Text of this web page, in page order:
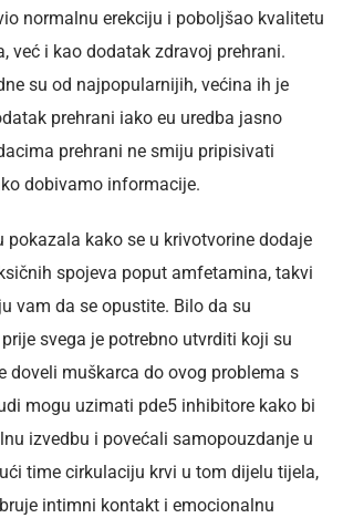
normalnu erekciju i poboljšao kvalitetu
već i kao dodatak zdravoj prehrani.
su od najpopularnijih, većina ih je
prehrani iako eu uredba jasno
prehrani ne smiju pripisivati
dobivamo informacije.
pokazala kako se u krivotvorine dodaje
spojeva poput amfetamina, takvi
vam da se opustite. Bilo da su
svega je potrebno utvrditi koji su
doveli muškarca do ovog problema s
mogu uzimati pde5 inhibitore kako bi
izvedbu i povećali samopouzdanje u
time cirkulaciju krvi u tom dijelu tijela,
intimni kontakt i emocionalnu